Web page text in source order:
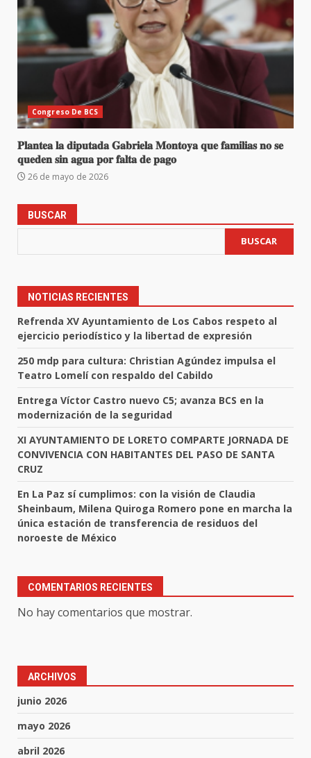
Congreso De BCS
𝐏𝐥𝐚𝐧𝐭𝐞𝐚 𝐥𝐚 𝐝𝐢𝐩𝐮𝐭𝐚𝐝𝐚 𝐆𝐚𝐛𝐫𝐢𝐞𝐥𝐚 𝐌𝐨𝐧𝐭𝐨𝐲𝐚 𝐪𝐮𝐞 𝐟𝐚𝐦𝐢𝐥𝐢𝐚𝐬 𝐧𝐨 𝐬𝐞
𝐪𝐮𝐞𝐝𝐞𝐧 𝐬𝐢𝐧 𝐚𝐠𝐮𝐚 𝐩𝐨𝐫 𝐟𝐚𝐥𝐭𝐚 𝐝𝐞 𝐩𝐚𝐠𝐨
26 de mayo de 2026
BUSCAR
BUSCAR
NOTICIAS RECIENTES
Refrenda XV Ayuntamiento de Los Cabos respeto al
ejercicio periodístico y la libertad de expresión
250 mdp para cultura: Christian Agúndez impulsa el
Teatro Lomelí con respaldo del Cabildo
Entrega Víctor Castro nuevo C5; avanza BCS en la
modernización de la seguridad
XI AYUNTAMIENTO DE LORETO COMPARTE JORNADA DE
CONVIVENCIA CON HABITANTES DEL PASO DE SANTA
CRUZ
En La Paz sí cumplimos: con la visión de Claudia
Sheinbaum, Milena Quiroga Romero pone en marcha la
única estación de transferencia de residuos del
noroeste de México
COMENTARIOS RECIENTES
No hay comentarios que mostrar.
ARCHIVOS
junio 2026
mayo 2026
abril 2026